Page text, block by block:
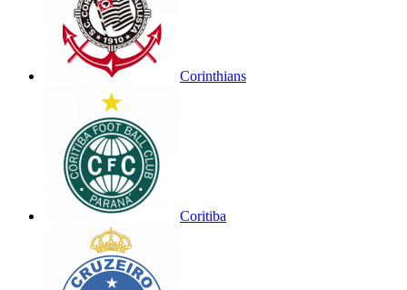
Corinthians
Coritiba